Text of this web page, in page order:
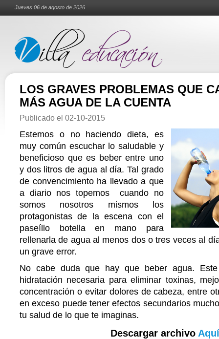
Jueves 06 de agosto de 2026
LOS GRAVES PROBLEMAS QUE
MÁS AGUA DE LA CUENTA
Publicado el 02-10-2015
Estemos o no haciendo dieta, es
muy común escuchar lo saludable y
beneficioso que es beber entre uno
y dos litros de agua al día. Tal grado
de convencimiento ha llevado a que
a diario nos topemos cuando no
somos nosotros mismos los
protagonistas de la escena con el
paseíllo botella en mano para
rellenarla de agua al menos dos o tres veces al
un grave error.
No cabe duda que hay que beber agua.
hidratación necesaria para eliminar toxinas,
concentración o evitar dolores de cabeza, entre
en exceso puede tener efectos secundarios
tu salud de lo que te imaginas.
Descargar archivo Aquí